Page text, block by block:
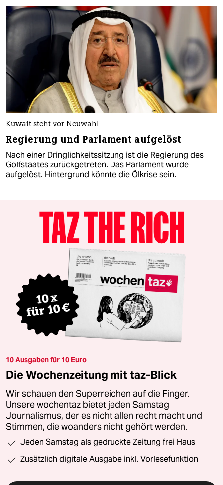
Kuwait steht vor Neuwahl
Regierung und Parlament aufgelöst
Nach einer Dringlichkeitssitzung ist die Regierung des
Golfstaates zurückgetreten. Das Parlament wurde
aufgelöst. Hintergrund könnte die Ölkrise sein.
10 Ausgaben für 10 Euro
Die Wochenzeitung mit taz-Blick
Wir schauen den Superreichen auf die Finger.
Unsere wochentaz bietet jeden Samstag
Journalismus, der es nicht allen recht macht und
Stimmen, die woanders nicht gehört werden.
Jeden Samstag als gedruckte Zeitung frei Haus
Zusätzlich digitale Ausgabe inkl. Vorlesefunktion